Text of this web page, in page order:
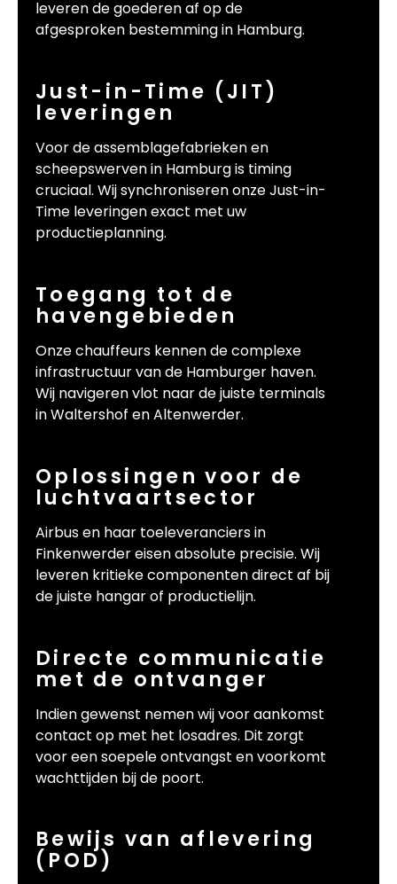
leveren de goederen af op de
afgesproken bestemming in Hamburg.
Just-in-Time (JIT)
leveringen
Voor de assemblagefabrieken en
scheepswerven in Hamburg is timing
cruciaal. Wij synchroniseren onze Just-in-
Time leveringen exact met uw
productieplanning.
Toegang tot de
havengebieden
Onze chauffeurs kennen de complexe
infrastructuur van de Hamburger haven.
Wij navigeren vlot naar de juiste terminals
in Waltershof en Altenwerder.
Oplossingen voor de
luchtvaartsector
Airbus en haar toeleveranciers in
Finkenwerder eisen absolute precisie. Wij
leveren kritieke componenten direct af bij
de juiste hangar of productielijn.
Directe communicatie
met de ontvanger
Indien gewenst nemen wij voor aankomst
contact op met het losadres. Dit zorgt
voor een soepele ontvangst en voorkomt
wachttijden bij de poort.
Bewijs van aflevering
(POD)